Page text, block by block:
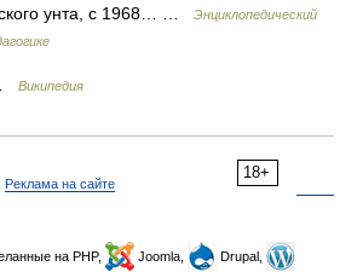
унта, с 1968… …
Энциклопедический
Википедия
18+
Реклама на сайте
на PHP, Joomla,
Drupal,